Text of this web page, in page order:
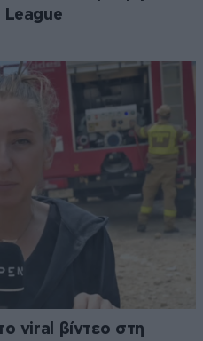
viral βίντεο στη